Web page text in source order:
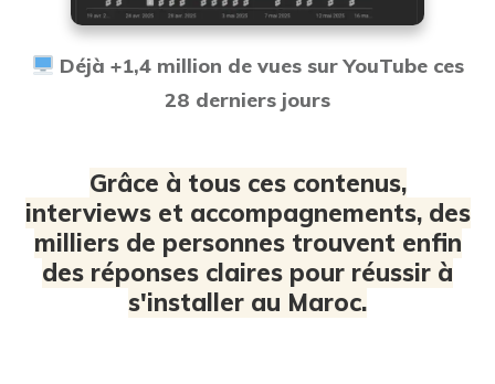
Déjà +1,4 million de vues sur YouTube ces
28 derniers jours
Grâce à tous ces contenus,
interviews et accompagnements, des
milliers de personnes trouvent enfin
des réponses claires pour réussir à
s'installer au Maroc.